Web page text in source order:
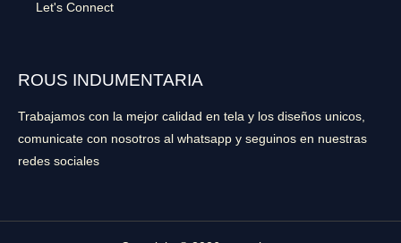
Let's Connect
ROUS INDUMENTARIA
Trabajamos con la mejor calidad en tela y los diseños unicos,
comunicate con nosotros al whatsapp y seguinos en nuestras
redes sociales